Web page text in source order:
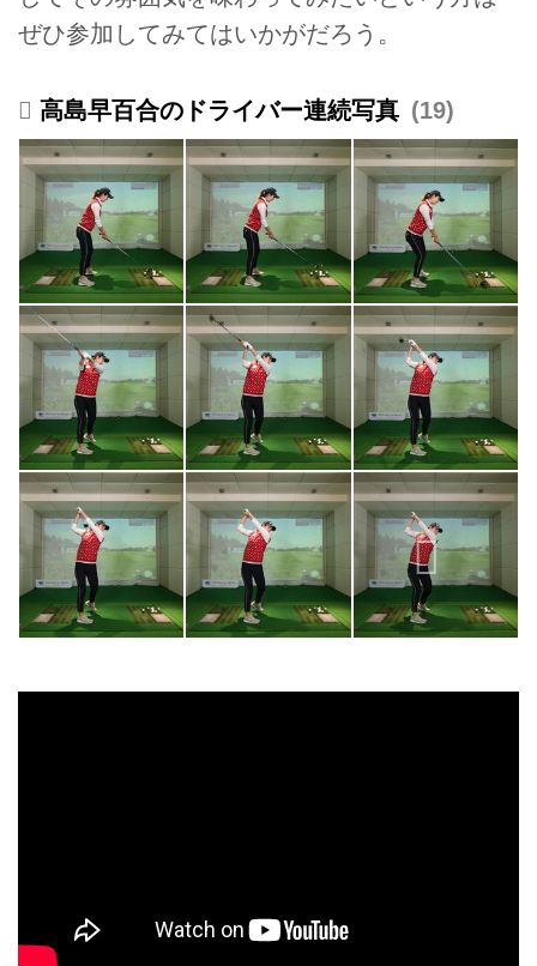
ぜひ参加してみてはいかがだろう。
高島早百合のドライバー連続写真 19